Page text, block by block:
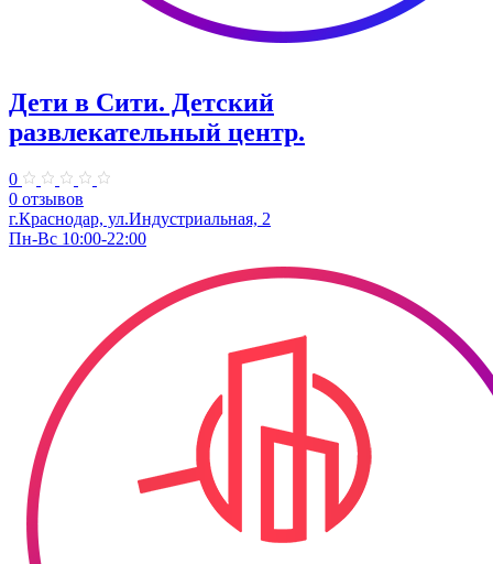
Дети в Сити. ​Детский
развлекательный центр.
0
0 отзывов
г.Краснодар, ул.Индустриальная, 2
Пн-Вс 10:00-22:00